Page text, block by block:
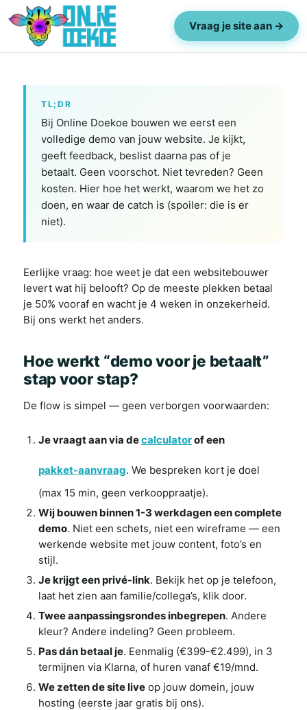
Vraag je site aan →
TL;DR
Bij Online Doekoe bouwen we eerst een
volledige demo van jouw website. Je kijkt,
geeft feedback, beslist daarna pas of je
betaalt. Geen voorschot. Niet tevreden? Geen
kosten. Hier hoe het werkt, waarom we het zo
doen, en waar de catch is (spoiler: die is er
niet).
Eerlijke vraag: hoe weet je dat een websitebouwer
levert wat hij belooft? Op de meeste plekken betaal
je 50% vooraf en wacht je 4 weken in onzekerheid.
Bij ons werkt het anders.
Hoe werkt “demo voor je betaalt”
stap voor stap?
De flow is simpel — geen verborgen voorwaarden:
Je vraagt aan via decalculatorof een
pakket-aanvraag. We bespreken kort je doel
(max 15 min, geen verkooppraatje).
Wij bouwen binnen 1-3 werkdagen een complete
demo. Niet een schets, niet een wireframe — een
werkende website met jouw content, foto’s en
stijl.
Je krijgt een privé-link. Bekijk het op je telefoon,
laat het zien aan familie/collega’s, klik door.
Twee aanpassingsrondes inbegrepen. Andere
kleur? Andere indeling? Geen probleem.
Pas dán betaal je. Eenmalig (€399-€2.499), in 3
termijnen via Klarna, of huren vanaf €19/mnd.
We zetten de site live op jouw domein, jouw
hosting (eerste jaar gratis bij ons).